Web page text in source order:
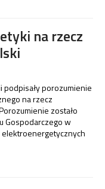
na rzecz
podpisały porozumienie
na rzecz
zostało
Gospodarczego w